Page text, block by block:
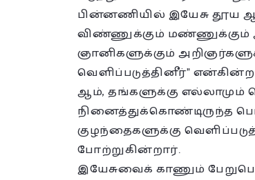
பின்னணியில் இயேசு தூய
விண்ணுக்கும்
ஞானிகளுக்கும்
வெளிப்படுத்தினீர்”
ஆம், தங்களுக்கு எல்லாமும்
நினைத்துக்கொண்டிருந்த
குழந்தைகளுக்கு
போற்றுகின்றார்.
இயேசுவைக் காணும்